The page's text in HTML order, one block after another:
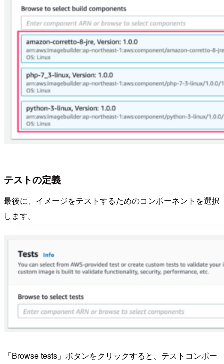
テストの定義
最後に、イメージをテストするためのコンポーネントを選択
します。
「Browse tests」ボタンをクリックすると、テストコンポー